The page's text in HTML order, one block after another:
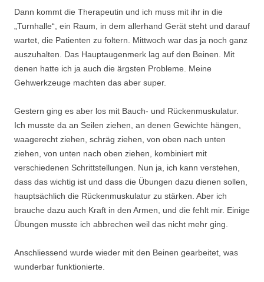
Dann kommt die Therapeutin und ich muss mit ihr in die
„Turnhalle“, ein Raum, in dem allerhand Gerät steht und darauf
wartet, die Patienten zu foltern. Mittwoch war das ja noch ganz
auszuhalten. Das Hauptaugenmerk lag auf den Beinen. Mit
denen hatte ich ja auch die ärgsten Probleme. Meine
Gehwerkzeuge machten das aber super.
Gestern ging es aber los mit Bauch- und Rückenmuskulatur.
Ich musste da an Seilen ziehen, an denen Gewichte hängen,
waagerecht ziehen, schräg ziehen, von oben nach unten
ziehen, von unten nach oben ziehen, kombiniert mit
verschiedenen Schrittstellungen. Nun ja, ich kann verstehen,
dass das wichtig ist und dass die Übungen dazu dienen sollen,
hauptsächlich die Rückenmuskulatur zu stärken. Aber ich
brauche dazu auch Kraft in den Armen, und die fehlt mir. Einige
Übungen musste ich abbrechen weil das nicht mehr ging.
Anschliessend wurde wieder mit den Beinen gearbeitet, was
wunderbar funktionierte.